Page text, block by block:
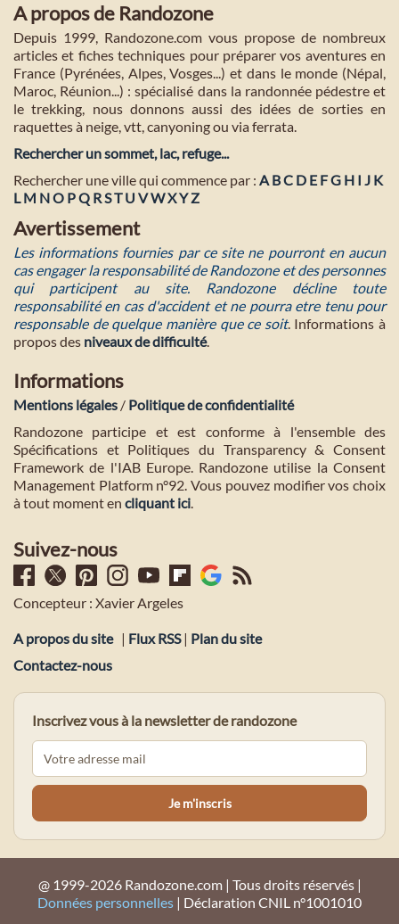
A propos de Randozone
Depuis 1999, Randozone.com vous propose de nombreux
articles et fiches techniques pour préparer vos aventures en
France (Pyrénées, Alpes, Vosges...) et dans le monde (Népal,
Maroc, Réunion...) : spécialisé dans la randonnée pédestre et
le trekking, nous donnons aussi des idées de sorties en
raquettes à neige, vtt, canyoning ou via ferrata.
Rechercher un sommet, lac, refuge...
Rechercher une ville qui commence par : A BC D E FG H I J K
L M NO PQ RST U VWXYZ
Avertissement
Les informations fournies par ce site ne pourront en aucun
cas engager la responsabilité de Randozone et des personnes
qui participent au site. Randozone décline toute
responsabilité en cas d'accident et ne pourra etre tenu pour
responsable de quelque manière que ce soit. Informations à
propos des niveaux de difficulté.
Informations
Mentions légales / Politique de confidentialité
Randozone participe et est conforme à l'ensemble des
Spécifications et Politiques du Transparency & Consent
Framework de l'IAB Europe. Randozone utilise la Consent
Management Platform n°92. Vous pouvez modifier vos choix
à tout moment en cliquant ici.
Suivez-nous
Concepteur : Xavier Argeles
A propos du site | Flux RSS| Plan du site
Contactez-nous
Inscrivez vous à la newsletter de randozone
@ 1999-2026 Randozone.com | Tous droits réservés |
Données personnelles | Déclaration CNIL n°1001010